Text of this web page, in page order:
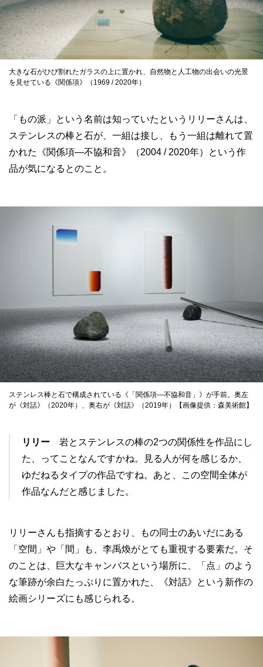
大きな石がひび割れたガラスの上に置かれ、自然物と人工物の出会いの光景
を見せている《関係項》（1969 / 2020年）
「もの派」という名前は知っていたというリリーさんは、
ステンレスの棒と石が、一組は接し、もう一組は離れて置
かれた《関係項―不協和音》（2004 / 2020年）という作
品が気になるとのこと。
ステンレス棒と石で構成されている《「関係項―不協和音」》が手前。奥左
が《対話》（2020年）、奥右が《対話》（2019年）【画像提供：森美術館】
リリー 岩とステンレスの棒の2つの関係性を作品にし
た、ってことなんですかね。見る人が何を感じるか、
ゆだねるタイプの作品ですね。あと、この空間全体が
作品なんだと感じました。
リリーさんも指摘するとおり、もの同士のあいだにある
「空間」や「間」も、李禹煥がとても重視する要素だ。そ
のことは、巨大なキャンバスという場所に、「点」のよう
な筆跡が余白たっぷりに置かれた、《対話》という新作の
絵画シリーズにも感じられる。